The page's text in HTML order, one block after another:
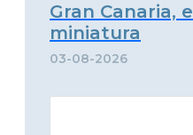
Gran Canaria,
miniatura
03-08-2026